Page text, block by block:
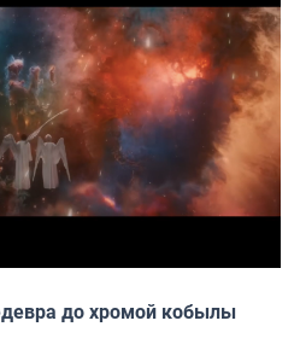
до хромой кобылы